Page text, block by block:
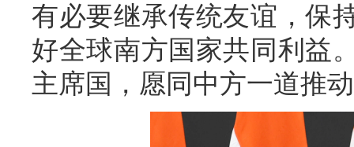
有必要继承传统友谊，保
好全球南方国家共同利益
主席国，愿同中方一道推